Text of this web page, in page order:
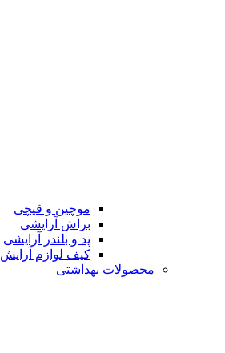
موچین و قیچی
براش آرایشی
پد و بلندر آرایشی
کیف لوازم آرایش
محصولات بهداشتی